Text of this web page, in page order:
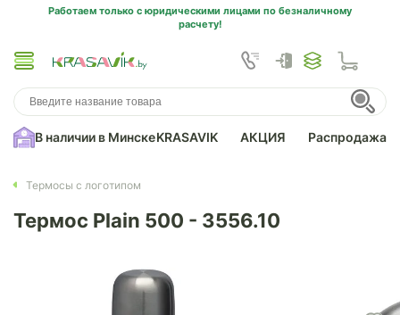
Работаем только с юридическими лицами по безналичному
расчету!
В наличии в МинскеKRASAVIK АКЦИЯ Распродажа
Термосы с логотипом
Термос Plain 500 - 3556.10